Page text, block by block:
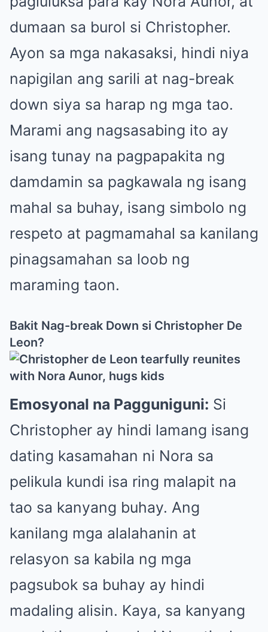
dumaan sa burol si Christopher.
Ayon sa mga nakasaksi, hindi niya
napigilan ang sarili at nag-break
down siya sa harap ng mga tao.
Marami ang nagsasabing ito ay
isang tunay na pagpapakita ng
damdamin sa pagkawala ng isang
mahal sa buhay, isang simbolo ng
respeto at pagmamahal sa kanilang
pinagsamahan sa loob ng
maraming taon.
Bakit Nag-break Down si Christopher De
Leon?
Emosyonal na Pagguniguni: Si
Christopher ay hindi lamang isang
dating kasamahan ni Nora sa
pelikula kundi isa ring malapit na
tao sa kanyang buhay. Ang
kanilang mga alalahanin at
relasyon sa kabila ng mga
pagsubok sa buhay ay hindi
madaling alisin. Kaya, sa kanyang